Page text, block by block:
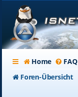
Home FAQ
Foren-Übersicht